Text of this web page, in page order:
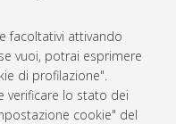
facoltativi attivando
vuoi, potrai esprimere
di profilazione".
verificare lo stato dei
cookie" del